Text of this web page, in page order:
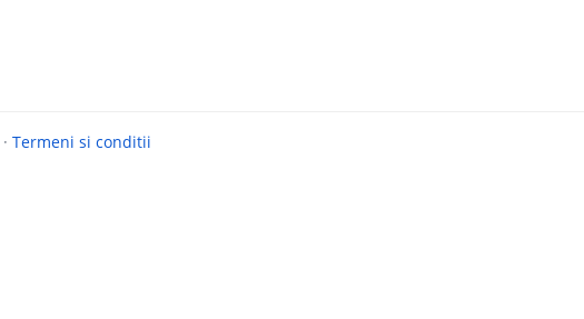
· Termeni si conditii